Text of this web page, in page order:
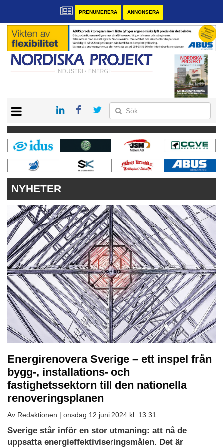
PRENUMERERA ANNONSERA
KONTAKT
VÅRA ANDRA MAGASIN
PRENUMERERA
ANNONSERA
NYHETER
Energirenovera Sverige – ett inspel från
bygg-, installations- och
fastighetssektorn till den nationella
renoveringsplanen
Av Redaktionen | onsdag 12 juni 2024 kl. 13:31
Sverige står inför en stor utmaning: att nå de
uppsatta energieffektiviseringsmålen. Det är